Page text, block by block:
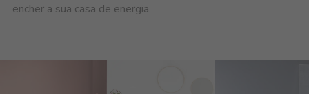
encher a sua casa de energia.